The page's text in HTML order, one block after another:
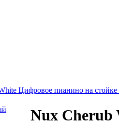
Цифровое пианино на стойке
Nux Cherub